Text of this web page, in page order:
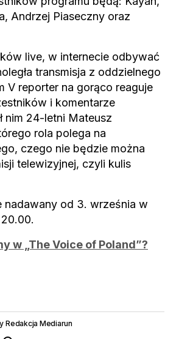
Andrzej Piaseczny oraz
live, w internecie odbywać
transmisja z oddzielnego
V reporter na gorąco reaguje
i komentarze
nim 24-letni Mateusz
rola polega na
czego nie będzie można
telewizyjnej, czyli kulis
nadawany od 3. września w
w „The Voice of Poland”?
Redakcja Mediarun